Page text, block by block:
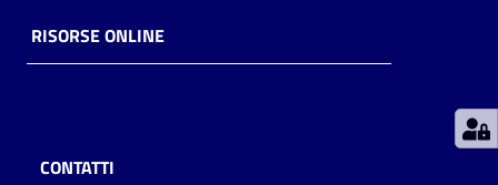
storico
RISORSE ONLINE
CONTATTI